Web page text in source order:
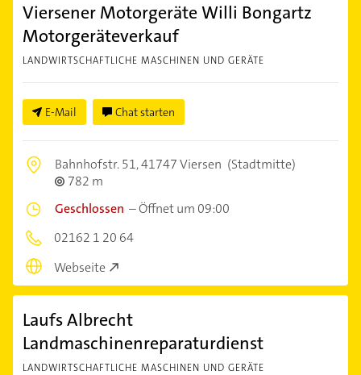
Viersener Motorgeräte Willi Bongartz
Motorgeräteverkauf
LANDWIRTSCHAFTLICHE MASCHINEN UND GERÄTE
E-Mail Chat starten
Bahnhofstr. 51,41747 Viersen (Stadtmitte)
782 m
Geschlossen –Öffnet um 09:00
02162 1 20 64
Webseite
Laufs Albrecht
Landmaschinenreparaturdienst
LANDWIRTSCHAFTLICHE MASCHINEN UND GERÄTE